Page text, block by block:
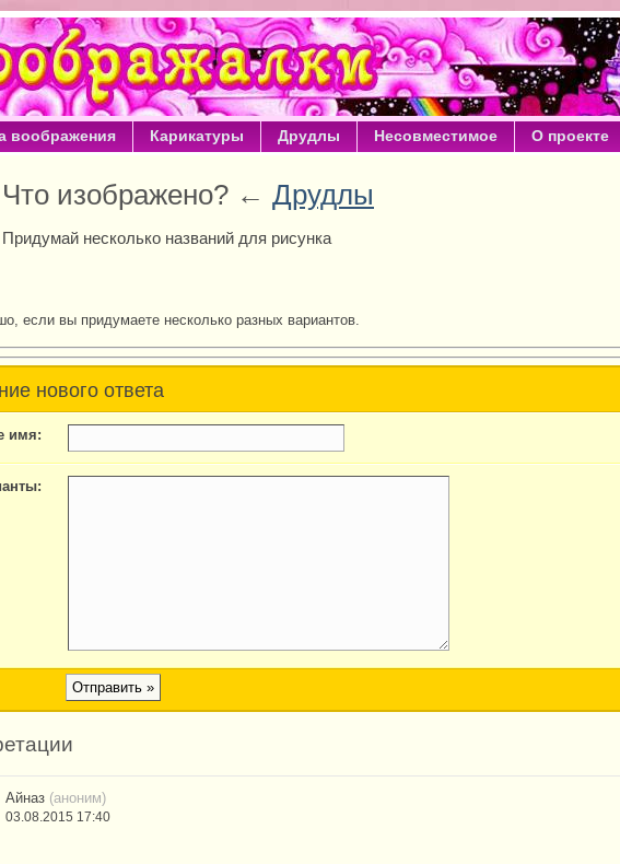
воображения Карикатуры Друдлы Несовместимое О проекте
Что изображено? ← Друдлы
Придумай несколько названий для рисунка
если вы придумаете несколько разных вариантов.
нового ответа
имя:
Айназ (аноним)
03.08.2015 17:40